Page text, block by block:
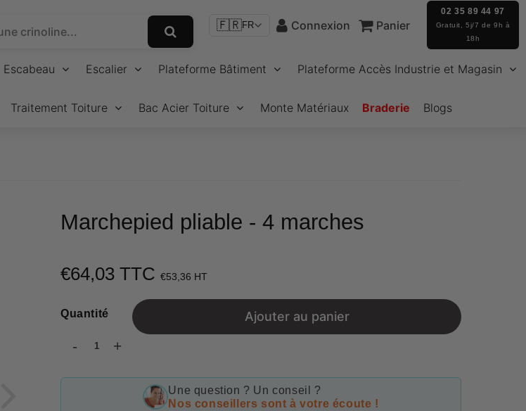
🇫🇷FR Connexion Panier
02 35 89 44 97
Gratuit, 5j/7 de 9h à
18h
Escabeau Escalier Plateforme Bâtiment Plateforme Accès Industrie et Magasin
Traitement Toiture Bac Acier Toiture Monte Matériaux Braderie Blogs
Marchepied pliable - 4 marches
€64,03 TTC €53,36 HT
Quantité
- +
Ajouter au panier
Une question ? Un conseil ?
Nos conseillers sont à votre écoute !